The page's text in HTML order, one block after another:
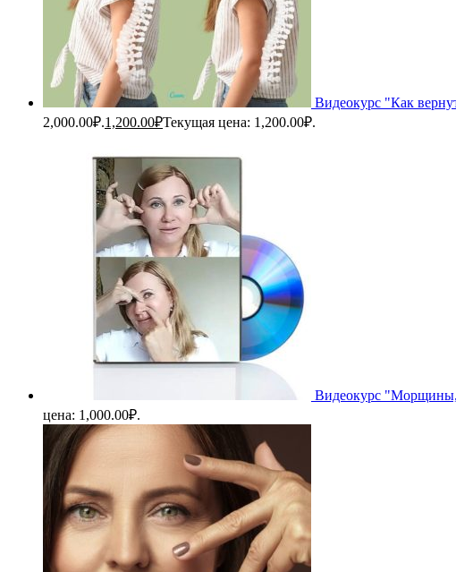
Видеокурс "Как
2,000.00₽.1,200.00₽Текущая цена: 1,200.00₽.
Видеокурс "Морщины,
цена: 1,000.00₽.